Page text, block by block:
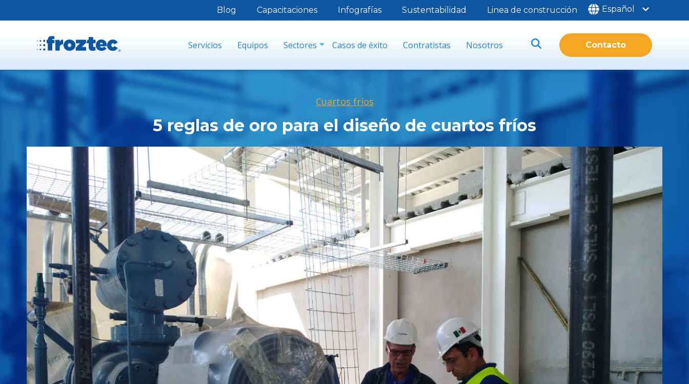
Blog Capacitaciones Infografías Sustentabilidad Linea de construcción Español
Servicios Equipos Sectores Casos de éxito Contratistas Nosotros Contacto
Cuartos fríos
5 reglas de oro para el diseño de cuartos fríos